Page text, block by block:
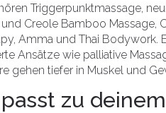
Triggerpunktmassage,
Creole Bamboo Massage,
Amma und Thai Bodywork.
Ansätze wie palliative
gehen tiefer in Muskel und
zu